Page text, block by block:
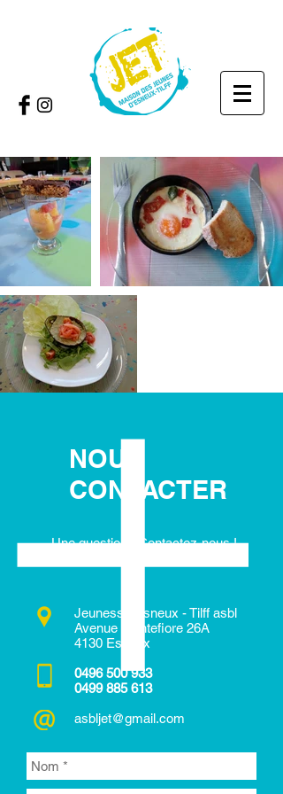
NOUS
CONTACTER
Une question? Contactez-nous !
Jeunesse Esneux - Tilff asbl
Avenue Montefiore 26A
4130 Esneux
0496 500 933
0499 885 613
asbljet@gmail.com